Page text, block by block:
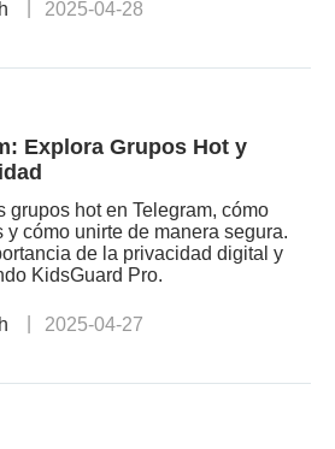
2025-04-28
Explora Grupos Hot y
grupos hot en Telegram, cómo
cómo unirte de manera segura.
de la privacidad digital y
KidsGuard Pro.
2025-04-27